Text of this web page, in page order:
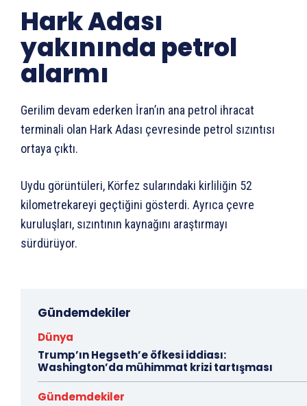
Hark Adası
yakınında petrol
alarmı
Gerilim devam ederken İran’ın ana petrol ihracat
terminali olan Hark Adası çevresinde petrol sızıntısı
ortaya çıktı.
Uydu görüntüleri, Körfez sularındaki kirliliğin 52
kilometrekareyi geçtiğini gösterdi. Ayrıca çevre
kuruluşları, sızıntının kaynağını araştırmayı
sürdürüyor.
Gündemdekiler
Dünya
Trump’ın Hegseth’e öfkesi iddiası:
Washington’da mühimmat krizi tartışması
Gündemdekiler